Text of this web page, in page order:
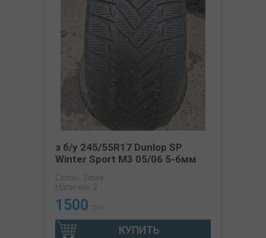
з б/у 245/55R17 Dunlop SP
Winter Sport M3 05/06 5-6мм
Сезон: Зима
Наличие: 2
1500 грн
КУПИТЬ